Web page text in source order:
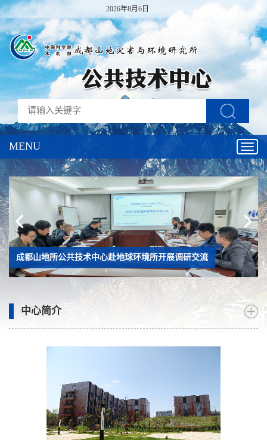
2026年8月6日
MENU
成都山地所公共技术中心赴地球环境所开展调研交流
中心简介